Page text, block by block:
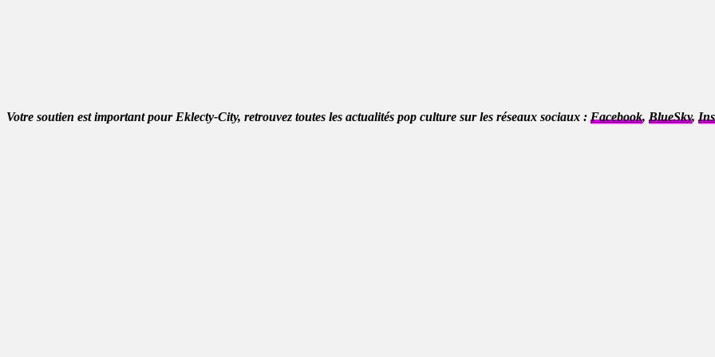
Votre soutien est important pour Eklecty-City, retrouvez toutes les actualités pop culture sur les réseaux sociaux : Facebook, BlueSky,